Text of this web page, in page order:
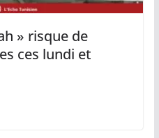
» risque de
ces lundi et